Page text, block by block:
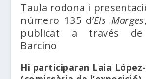
Taula rodona i
número 135 d’Els Marges
publicat a través de
Barcino
Hi participaran Laia